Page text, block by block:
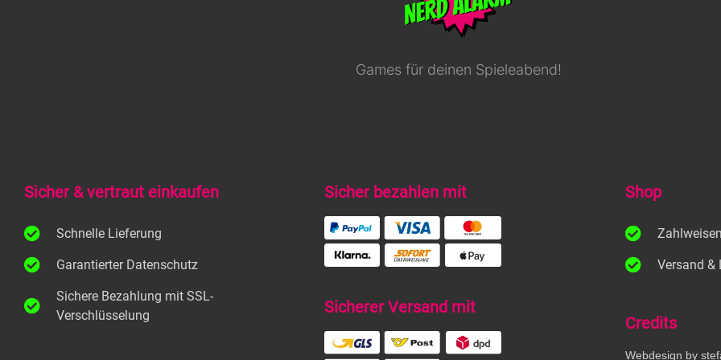
Games für deinen Spieleabend!
Sicher & vertraut einkaufen
Schnelle Lieferung
Garantierter Datenschutz
Sichere Bezahlung mit SSL-
Verschlüsselung
Sicher bezahlen mit
Sicherer Versand mit
Shop
Zahlweisen
Versand &
Credits
Webdesign by